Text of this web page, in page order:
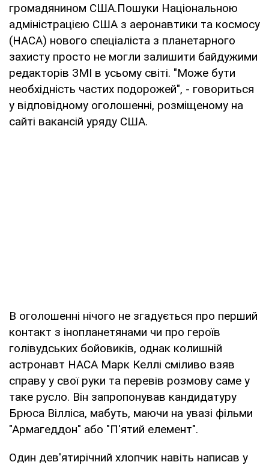
громадянином США.Пошуки Національною
адміністрацією США з аеронавтики та космосу
(НАСА) нового спеціаліста з планетарного
захисту просто не могли залишити байдужими
редакторів ЗМІ в усьому світі. "Може бути
необхідність частих подорожей", - говориться
у відповідному оголошенні, розміщеному на
сайті вакансій уряду США.
В оголошенні нічого не згадується про перший
контакт з інопланетянами чи про героїв
голівудських бойовиків, однак колишній
астронавт НАСА Марк Келлі сміливо взяв
справу у свої руки та перевів розмову саме у
таке русло. Він запропонував кандидатуру
Брюса Вілліса, мабуть, маючи на увазі фільми
"Армагеддон" або "П'ятий елемент".
Один дев'ятирічний хлопчик навіть написав у